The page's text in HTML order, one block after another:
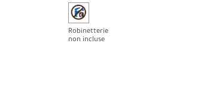
Robinetterie
non incluse